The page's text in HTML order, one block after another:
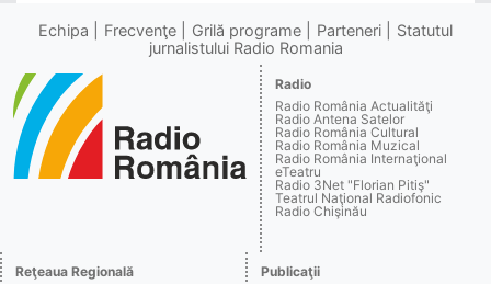
Echipa Frecvenţe Grilă programe Parteneri
Statutul
jurnalistului Radio Romania
Radio
Radio România Actualităţi
Radio Antena Satelor
Radio România Cultural
Radio România Muzical
Radio România Internaţional
eTeatru
Radio 3Net "Florian Pitiş"
Teatrul Naţional Radiofonic
Radio Chişinău
Reţeaua Regională
Publicaţii